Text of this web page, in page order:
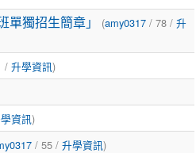
單獨招生簡章」 (amy0317 / 78 / 升
/ 升學資訊)
資訊)
/ 55 / 升學資訊)